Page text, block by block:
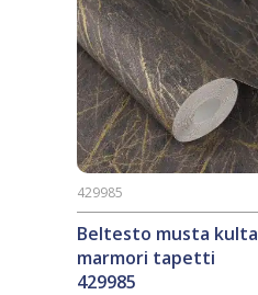
Beltesto musta kulta
marmori tapetti
429985
429985